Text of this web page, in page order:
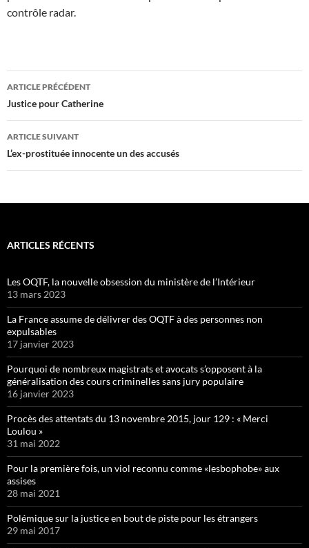
contrôle radar.
Navigation
des
articles
ARTICLE PRÉCÉDENT
Justice pour Catherine
ARTICLE SUIVANT
L’ex-prostituée innocente un des accusés
ARTICLES RÉCENTS
Les OQTF, la nouvelle obsession du ministère de l’Intérieur
13 mars 2023
La France assume de délivrer des OQTF à des personnes non
expulsables
17 janvier 2023
Pourquoi de nombreux magistrats et avocats s’opposent à la
généralisation des cours criminelles sans jury populaire
16 janvier 2023
Procès des attentats du 13 novembre 2015, jour 129 : « Merci
Loulou »
31 mai 2022
Pour la première fois, un viol reconnu comme «lesbophobe» aux
assises
28 mai 2021
Polémique sur la justice en bout de piste pour les étrangers
29 mai 2017